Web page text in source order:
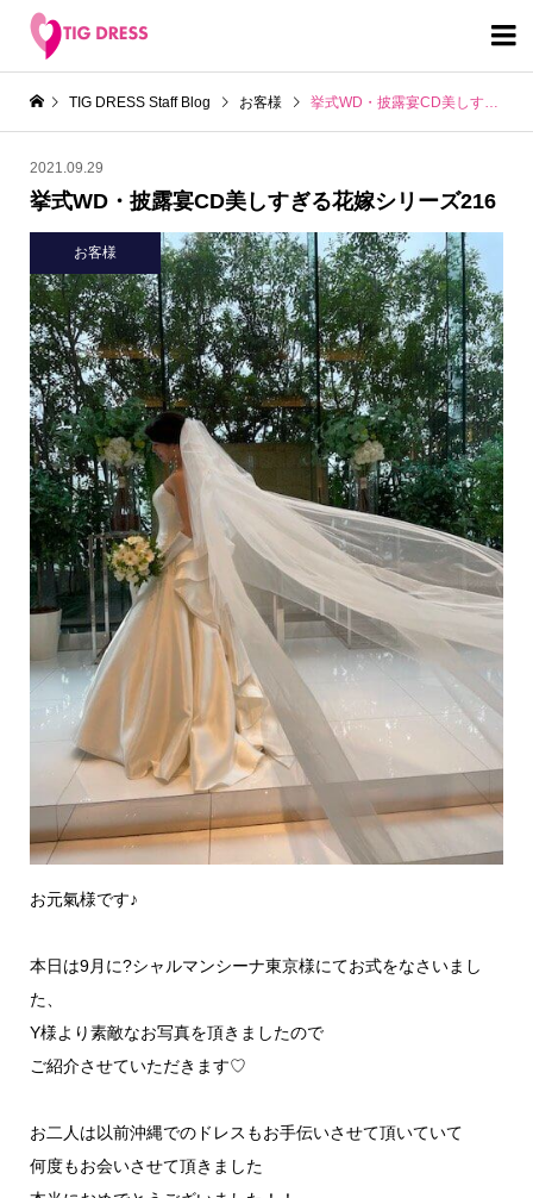

TIG DRESS Staff Blog お客様 挙式WD・披露宴CD美しすぎる花嫁シリーズ216
2021.09.29
挙式WD・披露宴CD美しすぎる花嫁シリーズ216
お客様
お元氣様です♪
本日は9月に?シャルマンシーナ東京様にてお式をなさいまし
た、
Y様より素敵なお写真を頂きましたので
ご紹介させていただきます♡
お二人は以前沖縄でのドレスもお手伝いさせて頂いていて
何度もお会いさせて頂きました